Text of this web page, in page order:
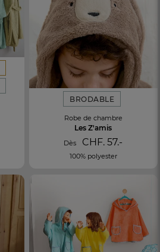
BRODABLE
Robe de chambre
Les Z'amis
Dès CHF. 57.-
100% polyester